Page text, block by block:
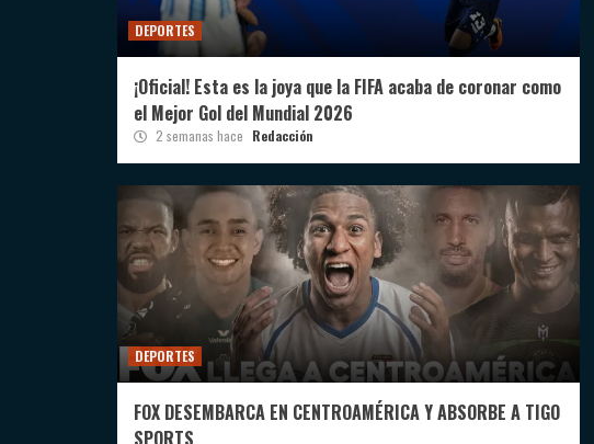
DEPORTES
¡Oficial! Esta es la joya que la FIFA acaba de coronar como
el Mejor Gol del Mundial 2026
2 semanas hace Redacción
DEPORTES
FOX DESEMBARCA EN CENTROAMÉRICA Y ABSORBE A TIGO
SPORTS